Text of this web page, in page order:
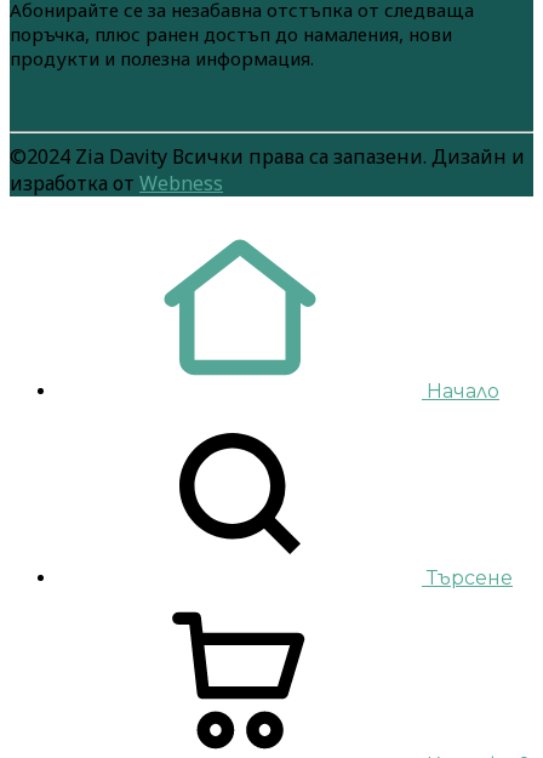
Абонирайте се за незабавна отстъпка от следваща
поръчка, плюс ранен достъп до намаления, нови
продукти и полезна информация.
©2024 Zia Davity Всички права са запазени. Дизайн и
изработка от Webness
Начало
Търсене